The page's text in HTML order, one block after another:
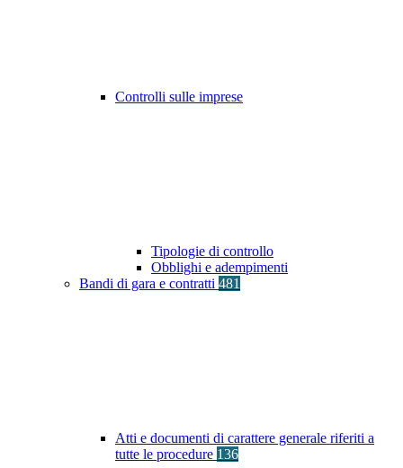
Controlli sulle imprese
Tipologie di controllo
Obblighi e adempimenti
Bandi di gara e contratti 481
Atti e documenti di carattere generale riferiti a
tutte le procedure 136